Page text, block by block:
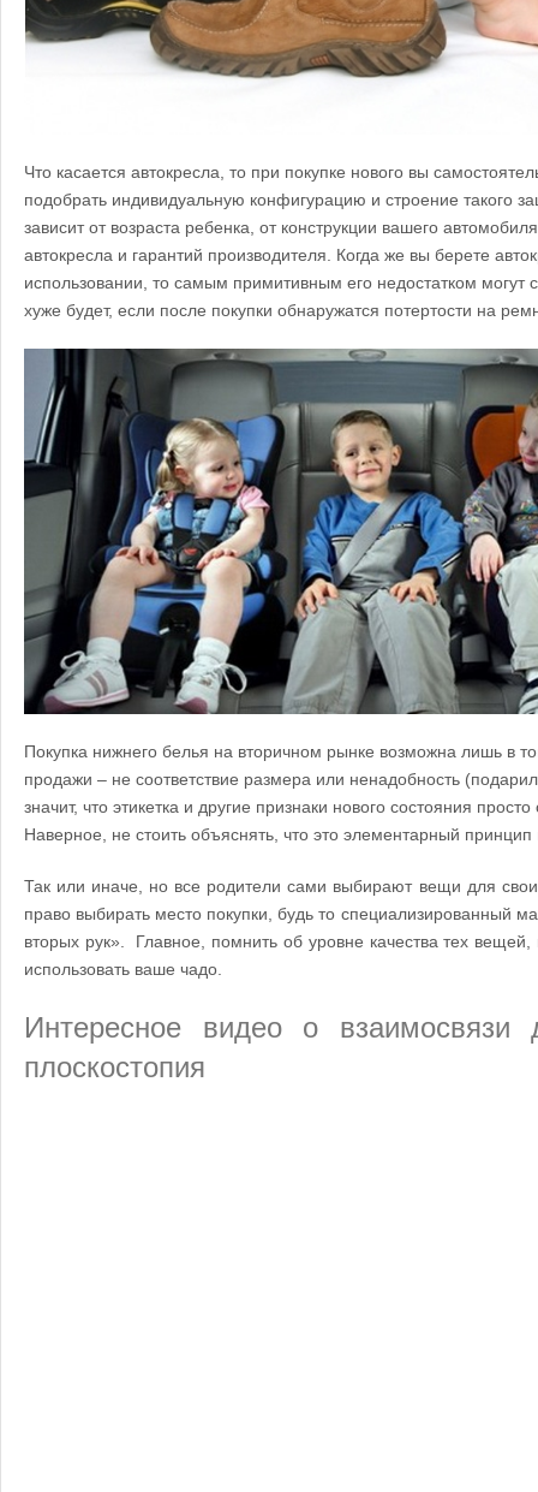
Что касается автокресла, то при покупке нового вы
подобрать индивидуальную конфигурацию и строение такого
зависит от возраста ребенка, от конструкции вашего
автокресла и гарантий производителя. Когда же вы берете
использовании, то самым примитивным его недостатком могут
хуже будет, если после покупки обнаружатся потертости на
Покупка нижнего белья на вторичном рынке возможна лишь в
продажи – не соответствие размера или ненадобность
значит, что этикетка и другие признаки нового состояния
Наверное, не стоить объяснять, что это элементарный
Так или иначе, но все родители сами выбирают вещи для
право выбирать место покупки, будь то специализированный
вторых рук».
Главное, помнить об уровне качества тех
использовать ваше чадо.
Интересное видео о взаимосвязи
плоскостопия